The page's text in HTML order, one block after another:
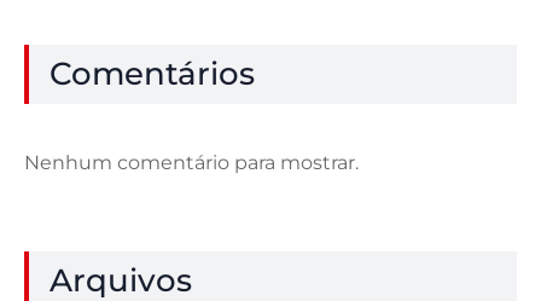
Comentários
Nenhum comentário para mostrar.
Arquivos